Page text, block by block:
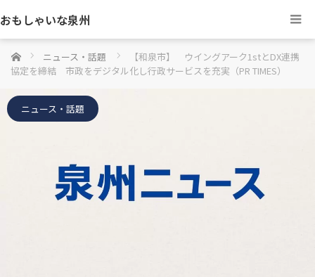
おもしゃいな泉州
ホーム ニュース・話題
【和泉市】 ウイングアーク1stとDX連携
協定を締結 市政をデジタル化し行政サービスを充実（PR TIMES）
ニュース・話題